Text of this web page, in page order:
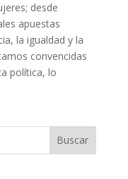
desde
apuestas
la igualdad y la
convencidas
política, lo